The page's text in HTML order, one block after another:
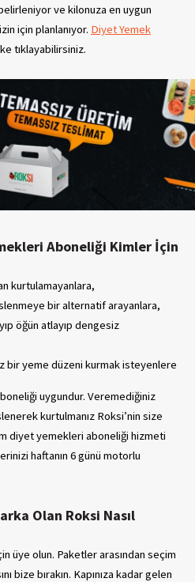
ve kilonuza en uygun
için planlanıyor. Diyet Yemek
tıklayabilirsiniz.
Aboneliği Kimler İçin
kurtulamayanlara,
bir alternatif arayanlara,
öğün atlayıp dengesiz
bir yeme düzeni kurmak isteyenlere
uygundur. Veremediğiniz
kurtulmanız Roksi’nin size
diyet yemekleri aboneliği hizmeti
haftanın 6 günü motorlu
Olan Roksi Nasıl
üye olun. Paketler arasından seçim
bize bırakın. Kapınıza kadar gelen